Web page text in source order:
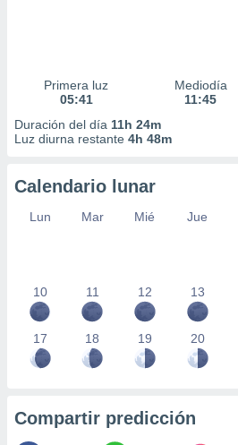
Primera luz
05:41
Mediodía
11:45
Duración del día 11h 24m
Luz diurna restante 4h 48m
Calendario lunar
Lun Mar Mié Jue
10 11 12 13
17 18 19 20
Compartir predicción